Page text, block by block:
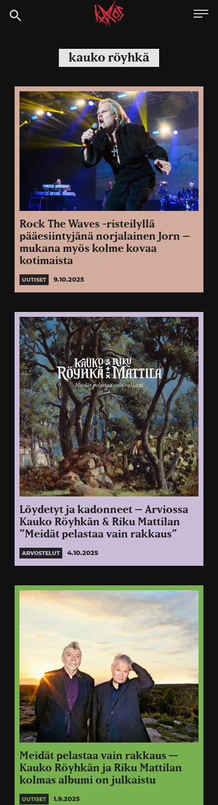
Siirry
suoraan
Kaaoszine
kauko röyhkä
Rock The Waves -risteilyllä
pääesiintyjänä norjalainen Jorn –
mukana myös kolme kovaa
kotimaista
UUTISET 9.10.2025
Löydetyt ja kadonneet – Arviossa
Kauko Röyhkän & Riku Mattilan
”Meidät pelastaa vain rakkaus”
ARVOSTELUT 4.10.2025
Meidät pelastaa vain rakkaus —
Kauko Röyhkän ja Riku Mattilan
kolmas albumi on julkaistu
UUTISET 1.9.2025